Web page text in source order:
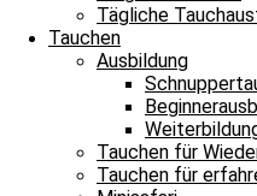
Tägliche
Tauchen
Ausbildung
Tauchen für
Tauchen für